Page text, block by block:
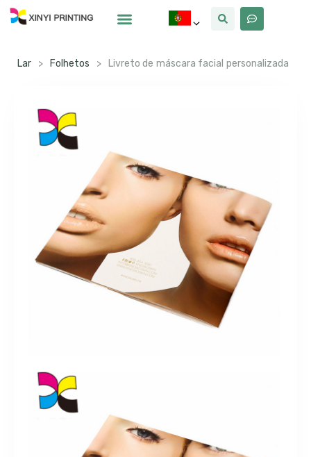
Lar > Folhetos > Livreto de máscara facial personalizada